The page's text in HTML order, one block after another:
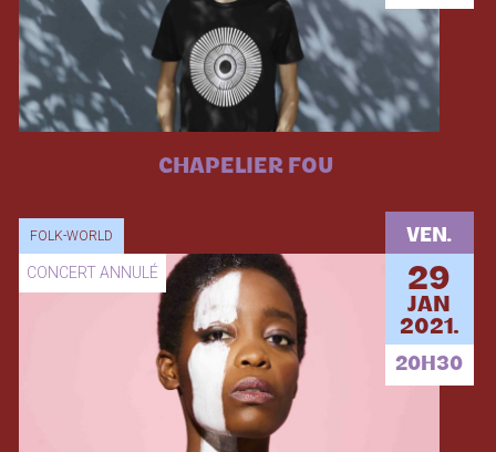
CHAPELIER FOU
FOLK-WORLD
CONCERT ANNULÉ
VEN.
29
JAN
2021.
20H30